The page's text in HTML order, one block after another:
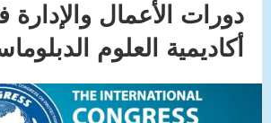
دورات الأعمال والإدارة
أكاديمية العلوم